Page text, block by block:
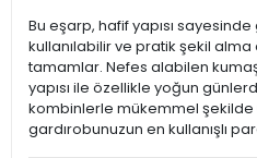
Bu eşarp, hafif yapısı
kullanılabilir ve pratik şekil
tamamlar. Nefes alabilen
yapısı ile özellikle yoğun
kombinlerle mükemmel
gardırobunuzun en kullanışlı